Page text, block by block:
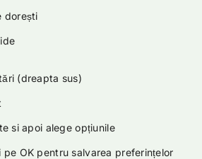
(dreapta sus)
apoi alege opțiunile
OK pentru salvarea preferințelor